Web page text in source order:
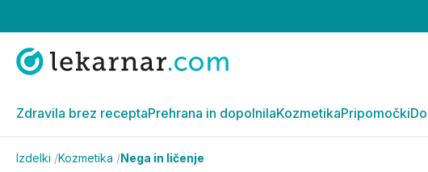
Zdravila brez receptaPrehrana in dopolnilaKozmetikaPripomočki
Izdelki /Kozmetika /Nega in ličenje